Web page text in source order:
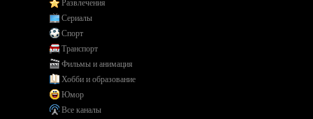
Развлечения
Сериалы
Спорт
Транспорт
Фильмы и анимация
Хобби и образование
Юмор
Все каналы